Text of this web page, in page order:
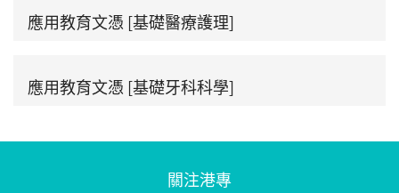
應用教育文憑 [基礎醫療護理]
應用教育文憑 [基礎牙科科學]
關注港專